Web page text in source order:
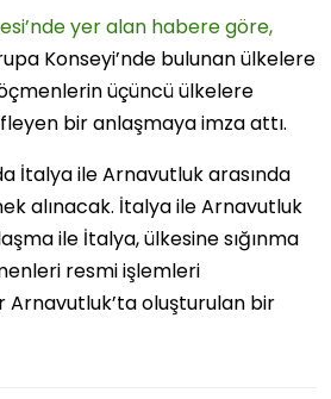
yer alan habere göre,
Konseyi’nde bulunan ülkelere
üçüncü ülkelere
bir anlaşmaya imza attı.
İtalya ile Arnavutluk arasında
alınacak. İtalya ile Arnavutluk
ile İtalya, ülkesine sığınma
resmi işlemleri
oluşturulan bir